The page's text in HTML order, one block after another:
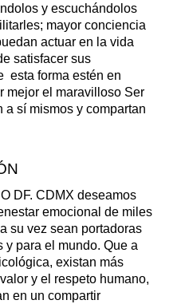
y escuchándolos
mayor conciencia
actuar en la vida
satisfacer sus
esta forma estén en
mejor el maravilloso Ser
a sí mismos y compartan
DF. CDMX deseamos
emocional de miles
su vez sean portadoras
para el mundo. Que a
existan más
y el respeto humano,
en un compartir